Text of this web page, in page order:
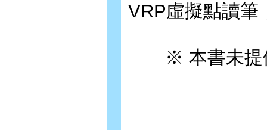
VRP虛擬點讀筆
※ 本書未提供